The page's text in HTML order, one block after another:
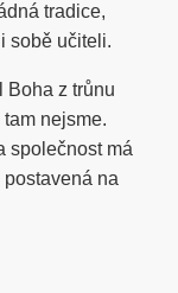
tradice,
sobě učiteli.
Boha z trůnu
nejsme.
společnost má
na